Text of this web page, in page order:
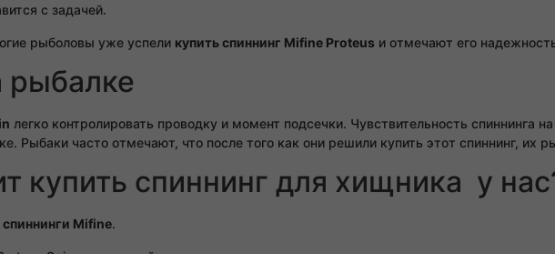
с задачей.
рыболовы уже успели купить спиннинг Mifine Proteus и отмечают его
рыбалке
легко контролировать проводку и момент подсечки. Чувствительность
Рыбаки часто отмечают, что после того как они решили купить этот спиннинг, их
купить спиннинг для хищника у
Mifine.